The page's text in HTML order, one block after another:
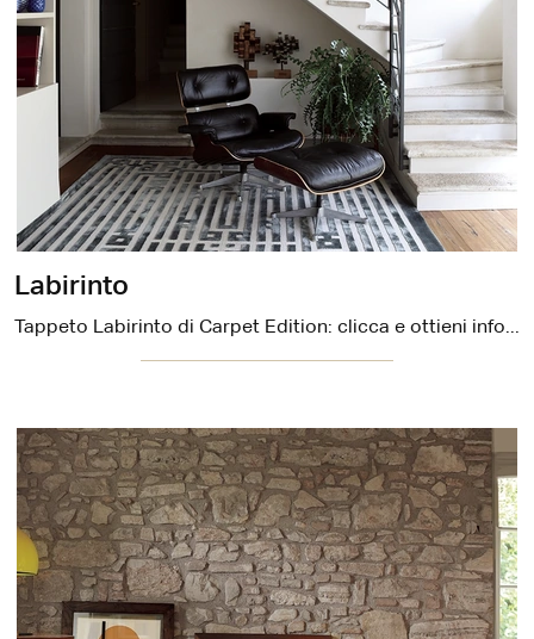
Labirinto
Tappeto Labirinto di Carpet Edition: clicca e ottieni informazioni sui Complementi e tappeti design in tessuto del noto e conosciuto marchio!